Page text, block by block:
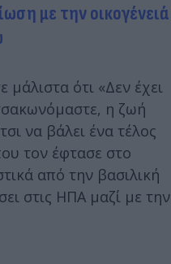
με την οικογένειά
ότι «Δεν έχει
η ζωή
να βάλει ένα τέλος
τον έφτασε στο
από την βασιλική
στις ΗΠΑ μαζί με την